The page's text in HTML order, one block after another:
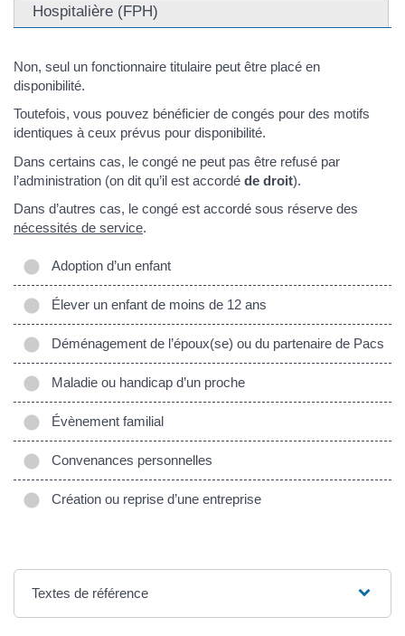
Hospitalière (FPH)
Non, seul un fonctionnaire titulaire peut être placé en
disponibilité.
Toutefois, vous pouvez bénéficier de congés pour des motifs
identiques à ceux prévus pour disponibilité.
Dans certains cas, le congé ne peut pas être refusé par
l’administration (on dit qu’il est accordé de droit).
Dans d’autres cas, le congé est accordé sous réserve des
nécessités de service.
Adoption d’un enfant
Élever un enfant de moins de 12 ans
Déménagement de l’époux(se) ou du partenaire de Pacs
Maladie ou handicap d’un proche
Évènement familial
Convenances personnelles
Création ou reprise d’une entreprise
Textes de référence